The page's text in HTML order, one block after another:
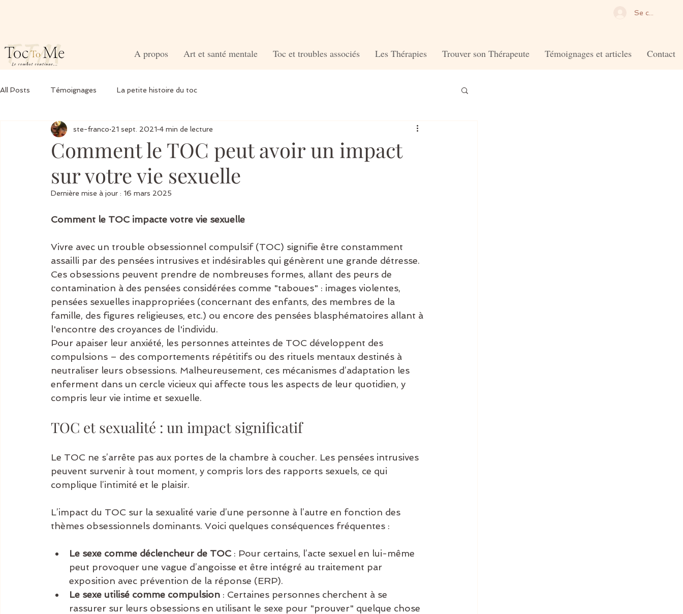
Se connecter
A propos Art et santé mentale Toc et troubles associés Les Thérapies Trouver son Thérapeute Témoignages et articles Contact
All Posts Témoignages La petite histoire du toc
Comment le TOC peut avoir un impact
sur votre vie sexuelle
ste-franco 21 sept. 2021 4 min de lecture
Dernière mise à jour : 16 mars 2025
Comment le TOC impacte votre vie sexuelle
Vivre avec un trouble obsessionnel compulsif (TOC) signifie être constamment
assailli par des pensées intrusives et indésirables qui génèrent une grande détresse.
Ces obsessions peuvent prendre de nombreuses formes, allant des peurs de
contamination à des pensées considérées comme "taboues" : images violentes,
pensées sexuelles inappropriées (concernant des enfants, des membres de la
famille, des figures religieuses, etc.) ou encore des pensées blasphématoires allant à
l'encontre des croyances de l'individu.
Pour apaiser leur anxiété, les personnes atteintes de TOC développent des
compulsions – des comportements répétitifs ou des rituels mentaux destinés à
neutraliser leurs obsessions. Malheureusement, ces mécanismes d’adaptation les
enferment dans un cercle vicieux qui affecte tous les aspects de leur quotidien, y
compris leur vie intime et sexuelle.
TOC et sexualité : un impact significatif
Le TOC ne s’arrête pas aux portes de la chambre à coucher. Les pensées intrusives
peuvent survenir à tout moment, y compris lors des rapports sexuels, ce qui
complique l’intimité et le plaisir.
L’impact du TOC sur la sexualité varie d’une personne à l’autre en fonction des
thèmes obsessionnels dominants. Voici quelques conséquences fréquentes :
Le sexe comme déclencheur de TOC : Pour certains, l’acte sexuel en lui-même
peut provoquer une vague d’angoisse et être intégré au traitement par
exposition avec prévention de la réponse (ERP).
Le sexe utilisé comme compulsion : Certaines personnes cherchent à se
rassurer sur leurs obsessions en utilisant le sexe pour "prouver" quelque chose